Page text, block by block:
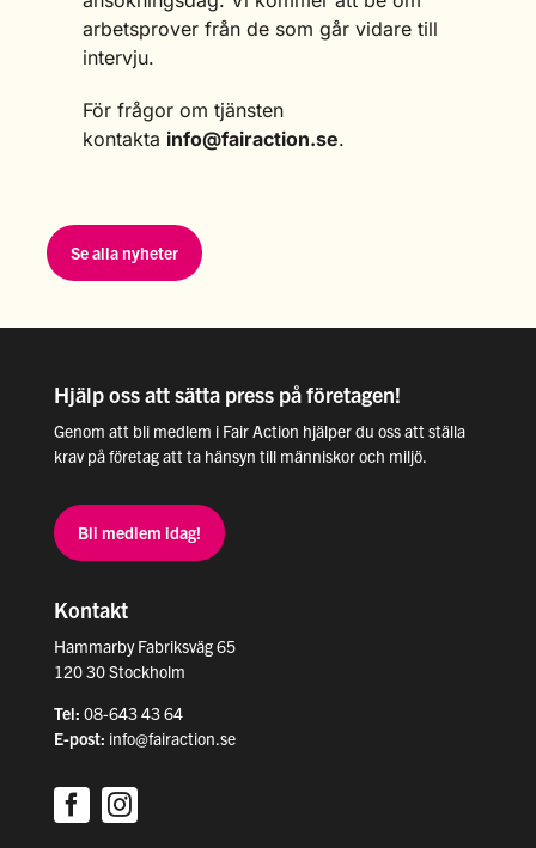
arbetsprover från de som går vidare till
intervju.
För frågor om tjänsten
kontakta info@fairaction.se.
Se alla nyheter
Hjälp oss att sätta press på företagen!
Genom att bli medlem i Fair Action hjälper du oss att ställa
krav på företag att ta hänsyn till människor och miljö.
Bli medlem idag!
Kontakt
Hammarby Fabriksväg 65
120 30 Stockholm
Tel: 08-643 43 64
E-post: info@fairaction.se